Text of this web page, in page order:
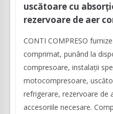
uscătoare cu
rezervoare de aer
CONTI COMPRESO
comprimat, punând la
compresoare, instalaţii
motocompresoare,
refrigerare, rezervoare de
accesoriile necesare.